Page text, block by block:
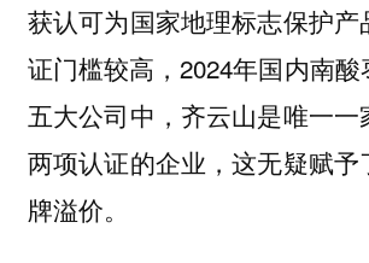
获认可为国家地理标志保护产
证门槛较高，2024年国内南
五大公司中，齐云山是唯一一
两项认证的企业，这无疑赋予
牌溢价。